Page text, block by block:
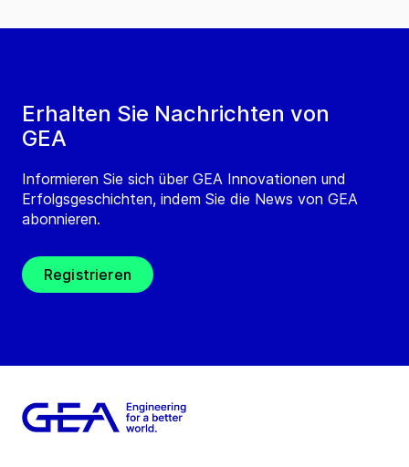
Erhalten Sie Nachrichten von
GEA
Informieren Sie sich über GEA Innovationen und
Erfolgsgeschichten, indem Sie die News von GEA
abonnieren.
Registrieren